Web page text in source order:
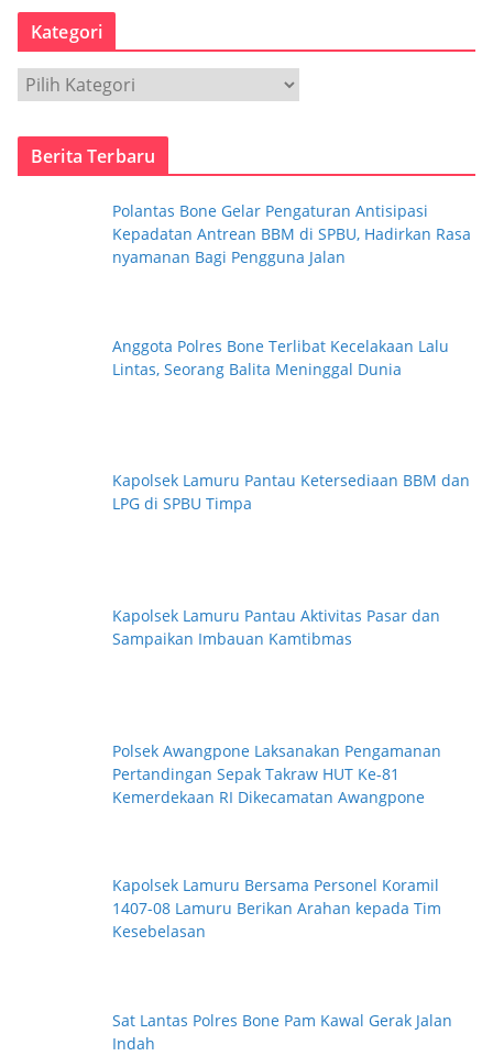
s
p
Kategori
a
t
Berita Terbaru
Polantas Bone Gelar Pengaturan Antisipasi
Kepadatan Antrean BBM di SPBU, Hadirkan Rasa
nyamanan Bagi Pengguna Jalan
Anggota Polres Bone Terlibat Kecelakaan Lalu
Lintas, Seorang Balita Meninggal Dunia
Kapolsek Lamuru Pantau Ketersediaan BBM dan
LPG di SPBU Timpa
Kapolsek Lamuru Pantau Aktivitas Pasar dan
Sampaikan Imbauan Kamtibmas
Polsek Awangpone Laksanakan Pengamanan
Pertandingan Sepak Takraw HUT Ke-81
Kemerdekaan RI Dikecamatan Awangpone
Kapolsek Lamuru Bersama Personel Koramil
1407-08 Lamuru Berikan Arahan kepada Tim
Kesebelasan
Sat Lantas Polres Bone Pam Kawal Gerak Jalan
Indah